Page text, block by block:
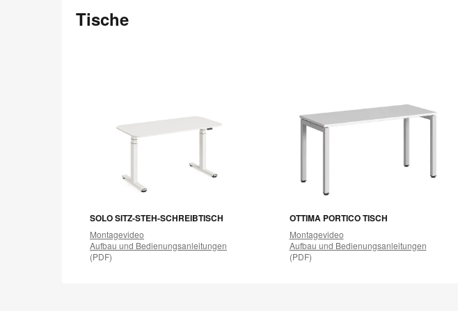
Tische
SOLO SITZ-STEH-SCHREIBTISCH
Montagevideo
Aufbau und Bedienungsanleitungen
(PDF)
OTTIMA PORTICO TISCH
Montagevideo
Aufbau und Bedienungsanleitungen
(PDF)